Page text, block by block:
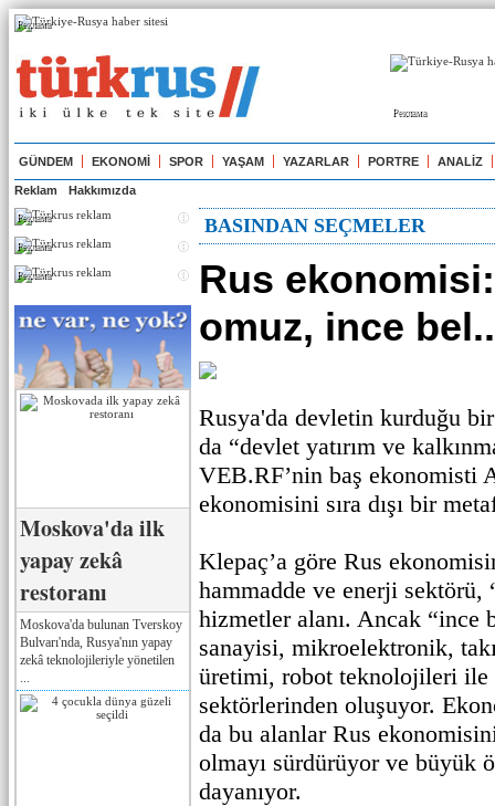
Реклама
Реклама
GÜNDEM EKONOMİ SPOR YAŞAM YAZARLAR PORTRE ANALİZ
Reklam Hakkımızda
Реклама
Реклама
Реклама
Moskova'da ilk
yapay zekâ
restoranı
Moskova'da bulunan Tverskoy
Bulvarı'nda, Rusya'nın yapay
zekâ teknolojileriyle yönetilen
BASINDAN SEÇMELER
Rus
omuz, ince
Rusya'da devletin kurduğu
da “devlet yatırım ve
VEB.RF’nin baş ekonomisti
ekonomisini sıra dışı bir
Klepaç’a göre Rus
hammadde ve enerji sektörü,
hizmetler alanı. Ancak “ince
sanayisi, mikroelektronik,
üretimi, robot teknolojileri
sektörlerinden oluşuyor.
da bu alanlar Rus
olmayı sürdürüyor ve büyük
dayanıyor.